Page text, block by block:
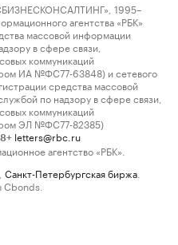
1995–
агентства «РБК»
массовой информации
в сфере связи,
коммуникаций
ИА №ФС77-63848) и сетевого
средства массовой
по надзору в сфере связи,
коммуникаций
ЭЛ №ФС77-82385)
letters@rbc.ru
агентство «РБК».
Санкт-Петербургская биржа
Cbonds.